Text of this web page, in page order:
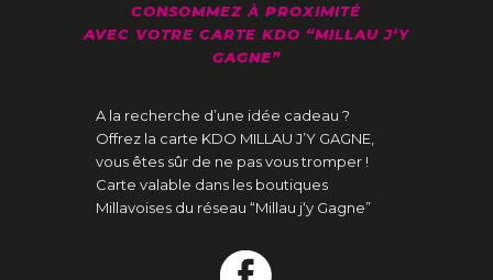
CONSOMMEZ À PROXIMITÉ
AVEC VOTRE CARTE KDO “MILLAU J‘Y
GAGNE”
A la recherche d’une idée cadeau ?
Offrez la carte KDO MILLAU J’Y GAGNE,
vous êtes sûr de ne pas vous tromper !
Carte valable dans les boutiques
Millavoises du réseau “Millau j‘y Gagne”